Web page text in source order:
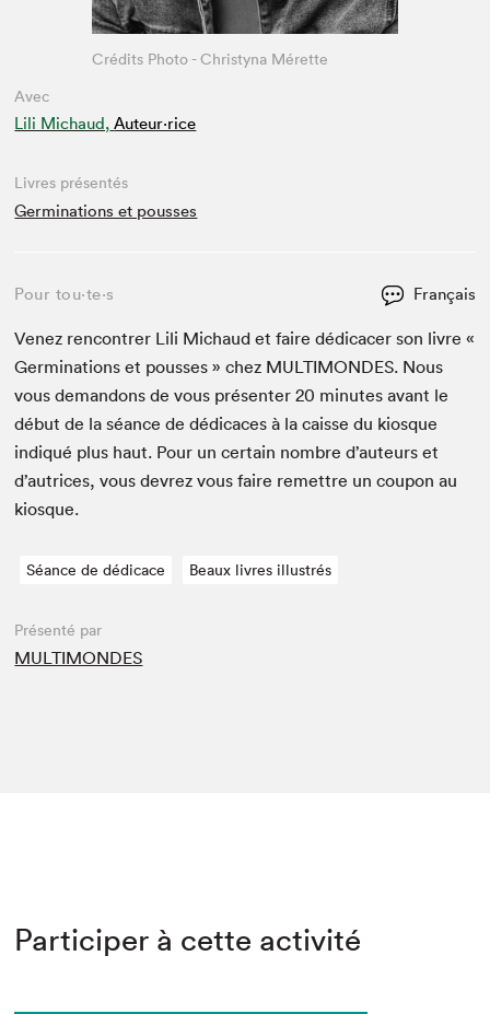
Avec
Lili Michaud, Auteur·rice
Crédits Photo - Christyna Mérette
Livres présentés
Germinations et pousses
Pour tou⋅te⋅s Français
Venez ren­con­tr­er Lili Michaud et faire dédi­cac­er son livre «
Ger­mi­na­tions et pouss­es » chez MUL­TI­MON­DES. Nous
vous deman­dons de vous présen­ter20 min­utes avant le
début de la séance de dédi­caces à la caisse du kiosque
indiqué plus haut. Pour un cer­tain nom­bre d’auteurs et
d’autrices, vous devrez vous faire remet­tre un coupon au
kiosque.
Séance de dédicace Beaux livres illustrés
Présenté par
MULTIMONDES
Participer à cette activité